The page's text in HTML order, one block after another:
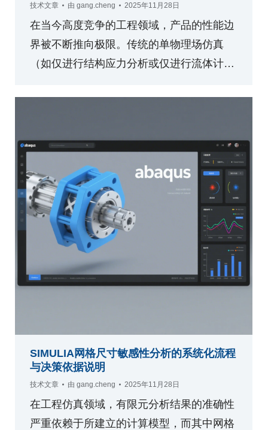
技术文章 由 gang.cheng 2025年11月28日
在当今高度竞争的工程领域，产品的性能边
界被不断推向极限。传统的单物理场仿真
（如仅进行结构应力分析或仅进行流体计…
SIMULIA网格尺寸敏感性分析的系统化流程
与决策依据说明
技术文章 由 gang.cheng 2025年11月28日
在工程仿真领域，有限元分析结果的准确性
严重依赖于所建立的计算模型，而其中网格